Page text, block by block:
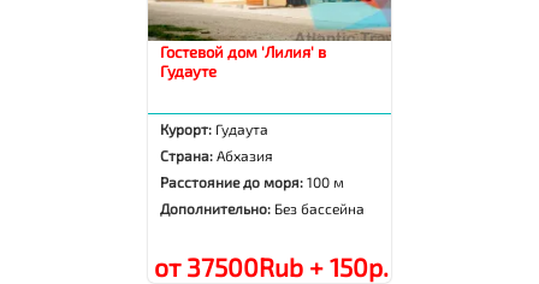
Гостевой дом 'Лилия' в
Гудауте
Курорт: Гудаута
Страна:Абхазия
Расстояние до моря:100 м
Дополнительно: Без бассейна
от 37500Rub + 150р.